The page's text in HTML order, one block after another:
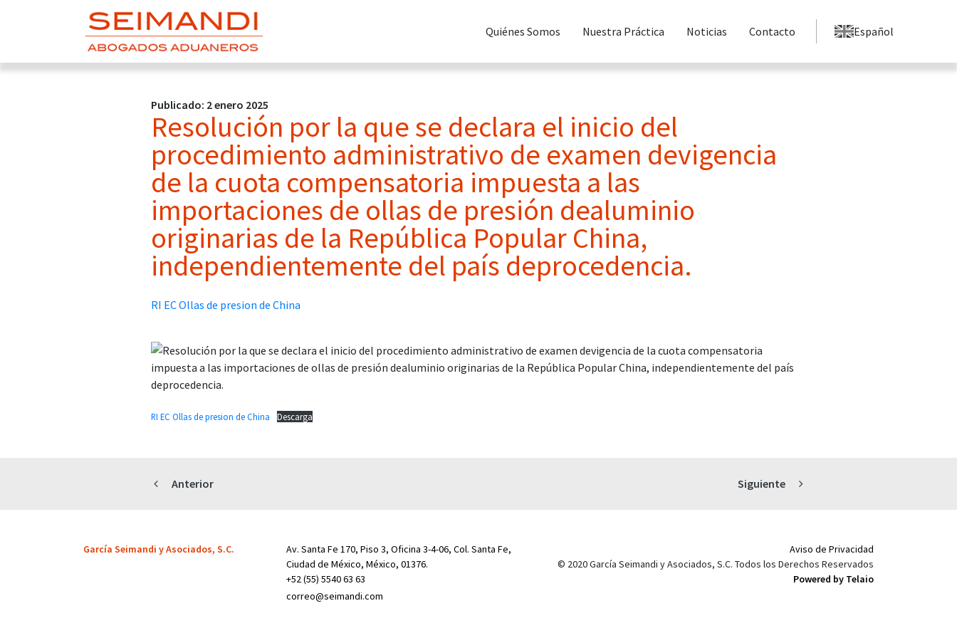
Quiénes Somos Nuestra Práctica Noticias Contacto Español
Publicado: 2 enero 2025
Resolución por la que se declara el inicio del
procedimiento administrativo de examen devigencia
de la cuota compensatoria impuesta a las
importaciones de ollas de presión dealuminio
originarias de la República Popular China,
independientemente del país deprocedencia.
RI EC Ollas de presion de China
RI EC Ollas de presion de China Descarga
Anterior Siguiente
García Seimandi y Asociados, S.C.
Av. Santa Fe 170, Piso 3, Oficina 3-4-06, Col. Santa Fe,
Ciudad de México, México, 01376.
+52 (55) 5540 63 63
correo@seimandi.com
Aviso de Privacidad
© 2020 García Seimandi y Asociados, S.C. Todos los Derechos Reservados
Powered by Telaio